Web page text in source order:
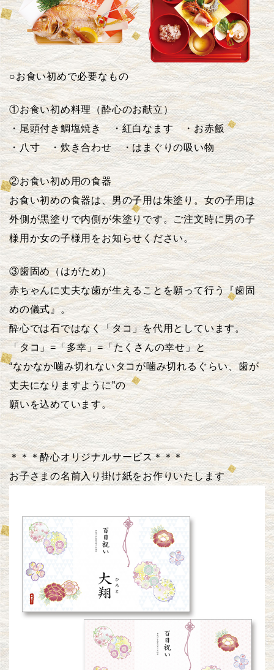
○お食い初めで必要なもの
①お食い初め料理（酔心のお献立）
・尾頭付き鯛塩焼き ・紅白なます ・お赤飯
・八寸 ・炊き合わせ ・はまぐりの吸い物
②お食い初め用の食器
お食い初めの食器は、男の子用は朱塗り。女の子用は
外側が黒塗りで内側が朱塗りです。ご注文時に男の子
様用か女の子様用をお知らせください。
③歯固め（はがため）
赤ちゃんに丈夫な歯が生えることを願って行う『歯固
めの儀式』。
酔心では石ではなく「タコ」を代用としています。
「タコ」=「多幸」=「たくさんの幸せ」と
“なかなか噛み切れないタコが噛み切れるぐらい、歯が
丈夫になりますように”の
願いを込めています。
＊＊＊酔心オリジナルサービス＊＊＊
お子さまの名前入り掛け紙をお作りいたします